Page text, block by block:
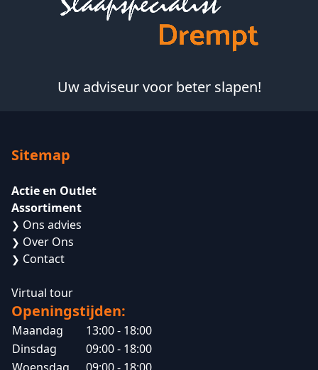
Uw adviseur voor beter slapen!
Sitemap
Actie en Outlet
Assortiment
❯ Ons advies
❯ Over Ons
❯ Contact
Virtual tour
Openingstijden:
Maandag
13:00 - 18:00
Dinsdag
09:00 - 18:00